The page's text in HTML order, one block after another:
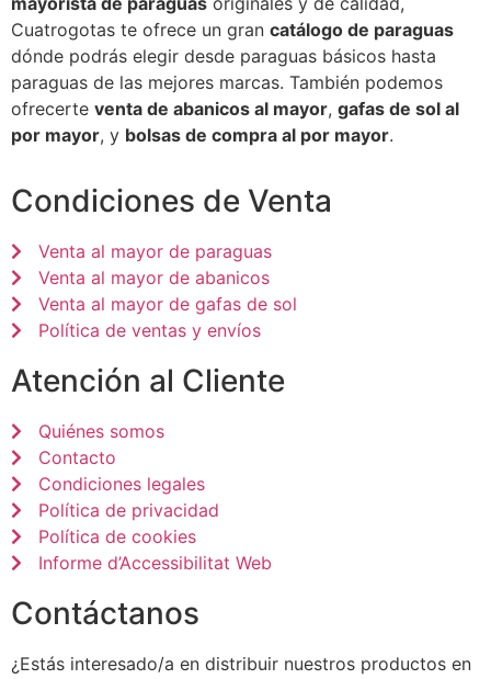
Cuatrogotas te ofrece un gran catálogo de paraguas
dónde podrás elegir desde paraguas básicos hasta
paraguas de las mejores marcas. También podemos
ofrecerte venta de abanicos al mayor, gafas de sol al
por mayor, y bolsas de compra al por mayor.
Condiciones de Venta
Venta al mayor de paraguas
Venta al mayor de abanicos
Venta al mayor de gafas de sol
Política de ventas y envíos
Atención al Cliente
Quiénes somos
Contacto
Condiciones legales
Política de privacidad
Política de cookies
Informe d’Accessibilitat Web
Contáctanos
¿Estás interesado/a en distribuir nuestros productos en